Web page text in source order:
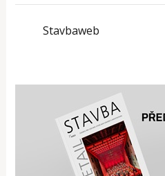
Stavbaweb